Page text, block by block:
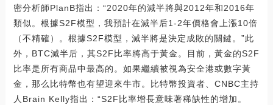
密分析師PlanB指出：“2020年的減半將與2012年和2016年
類似。根據S2F模型，我預計在減半后1-2年價格會上漲10倍
（不精確）。根據S2F模型，減半將是決定成敗的關鍵。”此
外，BTC減半后，其S2F比率將高于黃金。目前，黃金的S2F
比率是所有商品中最高的。如果繼續被視為安全港或數字黃
金，那么比特幣也有望迎來牛市。比特幣投資者、CNBC主持
人Brain Kelly指出：“S2F比率增長意味著稀缺性的增加。